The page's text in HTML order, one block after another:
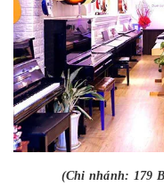
(Chi nhánh: 179